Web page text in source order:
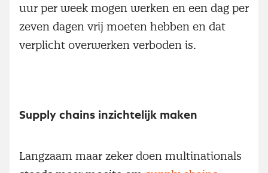
uur per week mogen werken en een dag per
zeven dagen vrij moeten hebben en dat
verplicht overwerken verboden is.
Supply chains inzichtelijk maken
Langzaam maar zeker doen multinationals